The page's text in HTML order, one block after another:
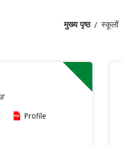
मुख्य पृष्ठ स्कूलों
Profile